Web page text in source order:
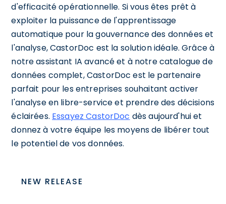
d'efficacité opérationnelle. Si vous êtes prêt à
exploiter la puissance de l'apprentissage
automatique pour la gouvernance des données et
l'analyse, CastorDoc est la solution idéale. Grâce à
notre assistant IA avancé et à notre catalogue de
données complet, CastorDoc est le partenaire
parfait pour les entreprises souhaitant activer
l'analyse en libre-service et prendre des décisions
éclairées. Essayez CastorDoc dès aujourd'hui et
donnez à votre équipe les moyens de libérer tout
le potentiel de vos données.
NEW RELEASE